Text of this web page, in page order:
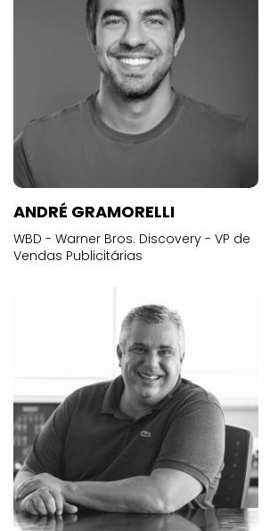
ANDRÉ GRAMORELLI
WBD - Warner Bros. Discovery - VP de
Vendas Publicitárias